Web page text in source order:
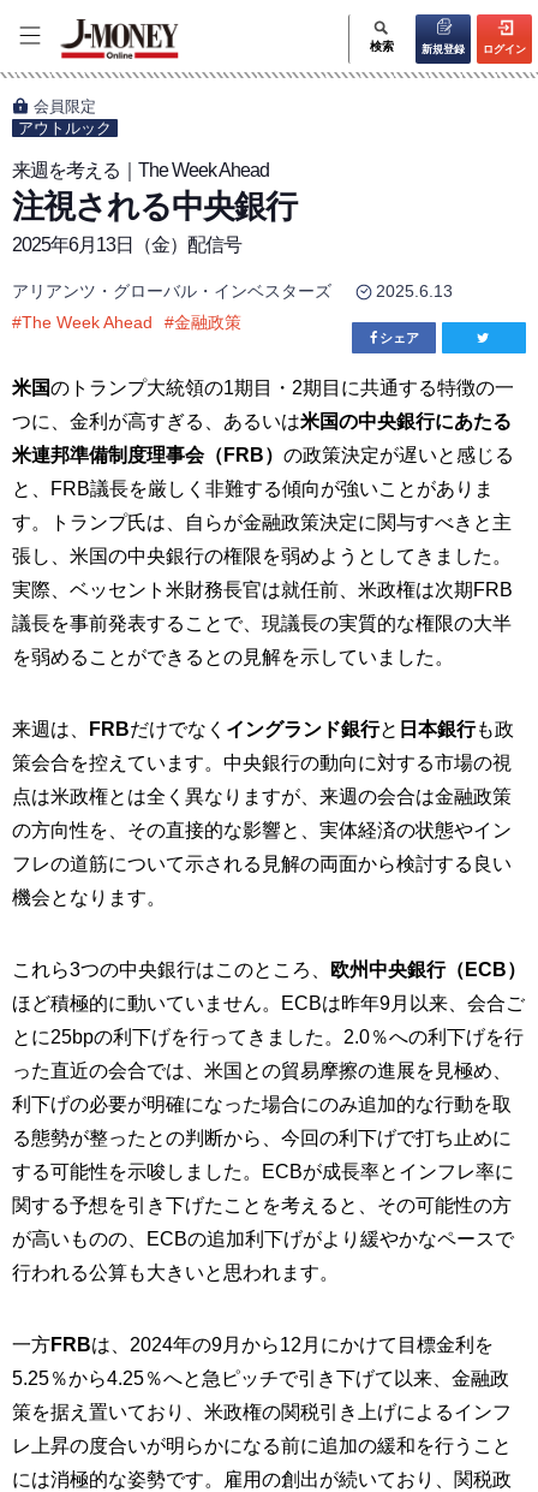
検索 新規登録 ログイン
会員限定
アウトルック
来週を考える｜The Week Ahead
注視される中央銀行
2025年6月13日（金）配信号
アリアンツ・グローバル・インベスターズ
2025.6.13
#The Week Ahead #金融政策
シェア
米国のトランプ大統領の1期目・2期目に共通する特徴の一
つに、金利が高すぎる、あるいは米国の中央銀行にあたる
米連邦準備制度理事会（FRB） の政策決定が遅いと感じる
と、FRB議長を厳しく非難する傾向が強いことがありま
す。トランプ氏は、自らが金融政策決定に関与すべきと主
張し、米国の中央銀行の権限を弱めようとしてきました。
実際、ベッセント米財務長官は就任前、米政権は次期FRB
議長を事前発表することで、現議長の実質的な権限の大半
を弱めることができるとの見解を示していました。
来週は、 FRBだけでなく イングランド銀行と 日本銀行も政
策会合を控えています。中央銀行の動向に対する市場の視
点は米政権とは全く異なりますが、来週の会合は金融政策
の方向性を、その直接的な影響と、実体経済の状態やイン
フレの道筋について示される見解の両面から検討する良い
機会となります。
これら3つの中央銀行はこのところ、
欧州中央銀行（ECB）
ほど積極的に動いていません。ECBは昨年9月以来、会合ご
とに25bpの利下げを行ってきました。2.0％への利下げを行
った直近の会合では、米国との貿易摩擦の進展を見極め、
利下げの必要が明確になった場合にのみ追加的な行動を取
る態勢が整ったとの判断から、今回の利下げで打ち止めに
する可能性を示唆しました。ECBが成長率とインフレ率に
関する予想を引き下げたことを考えると、その可能性の方
が高いものの、ECBの追加利下げがより緩やかなペースで
行われる公算も大きいと思われます。
一方FRBは、2024年の9月から12月にかけて目標金利を
5.25％から4.25％へと急ピッチで引き下げて以来、金融政
策を据え置いており、米政権の関税引き上げによるインフ
レ上昇の度合いが明らかになる前に追加の緩和を行うこと
には消極的な姿勢です。雇用の創出が続いており、関税政